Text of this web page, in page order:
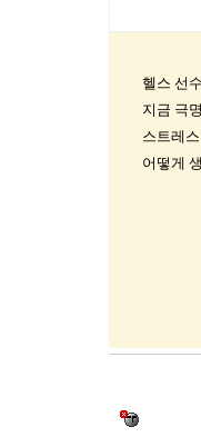
헬스 선
지금 극
스트레
어떻게